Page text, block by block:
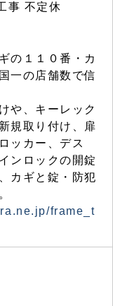
事 不定休
の１１０番・カ
一の店舗数で信
や、キーレック
規取り付け、扉
ッカー、デス
ンロックの開錠
カギと錠・防犯
frame_t